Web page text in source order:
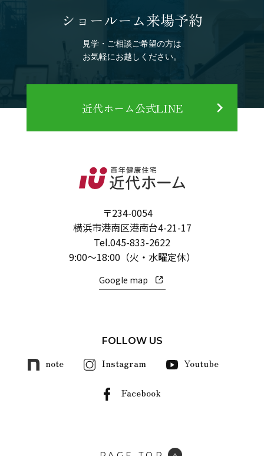
ショールーム来場予約
見学・ご相談ご希望の方は
お気軽にお越しください。
近代ホーム公式LINE
〒234-0054
横浜市港南区港南台4-21-17
Tel.045-833-2622
9:00～18:00（火・水曜定休）
Google map
FOLLOW US
note Instagram Youtube
Facebook